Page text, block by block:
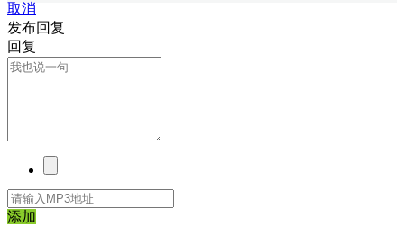
取消
发布回复
回复
添加